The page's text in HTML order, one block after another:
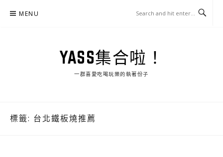
MENU
YASS集合啦！
一群喜愛吃喝玩樂的執著份子
標籤: 台北鐵板燒推薦